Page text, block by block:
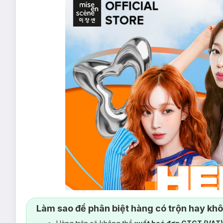
Làm sao để phân biệt hàng có trộn hay